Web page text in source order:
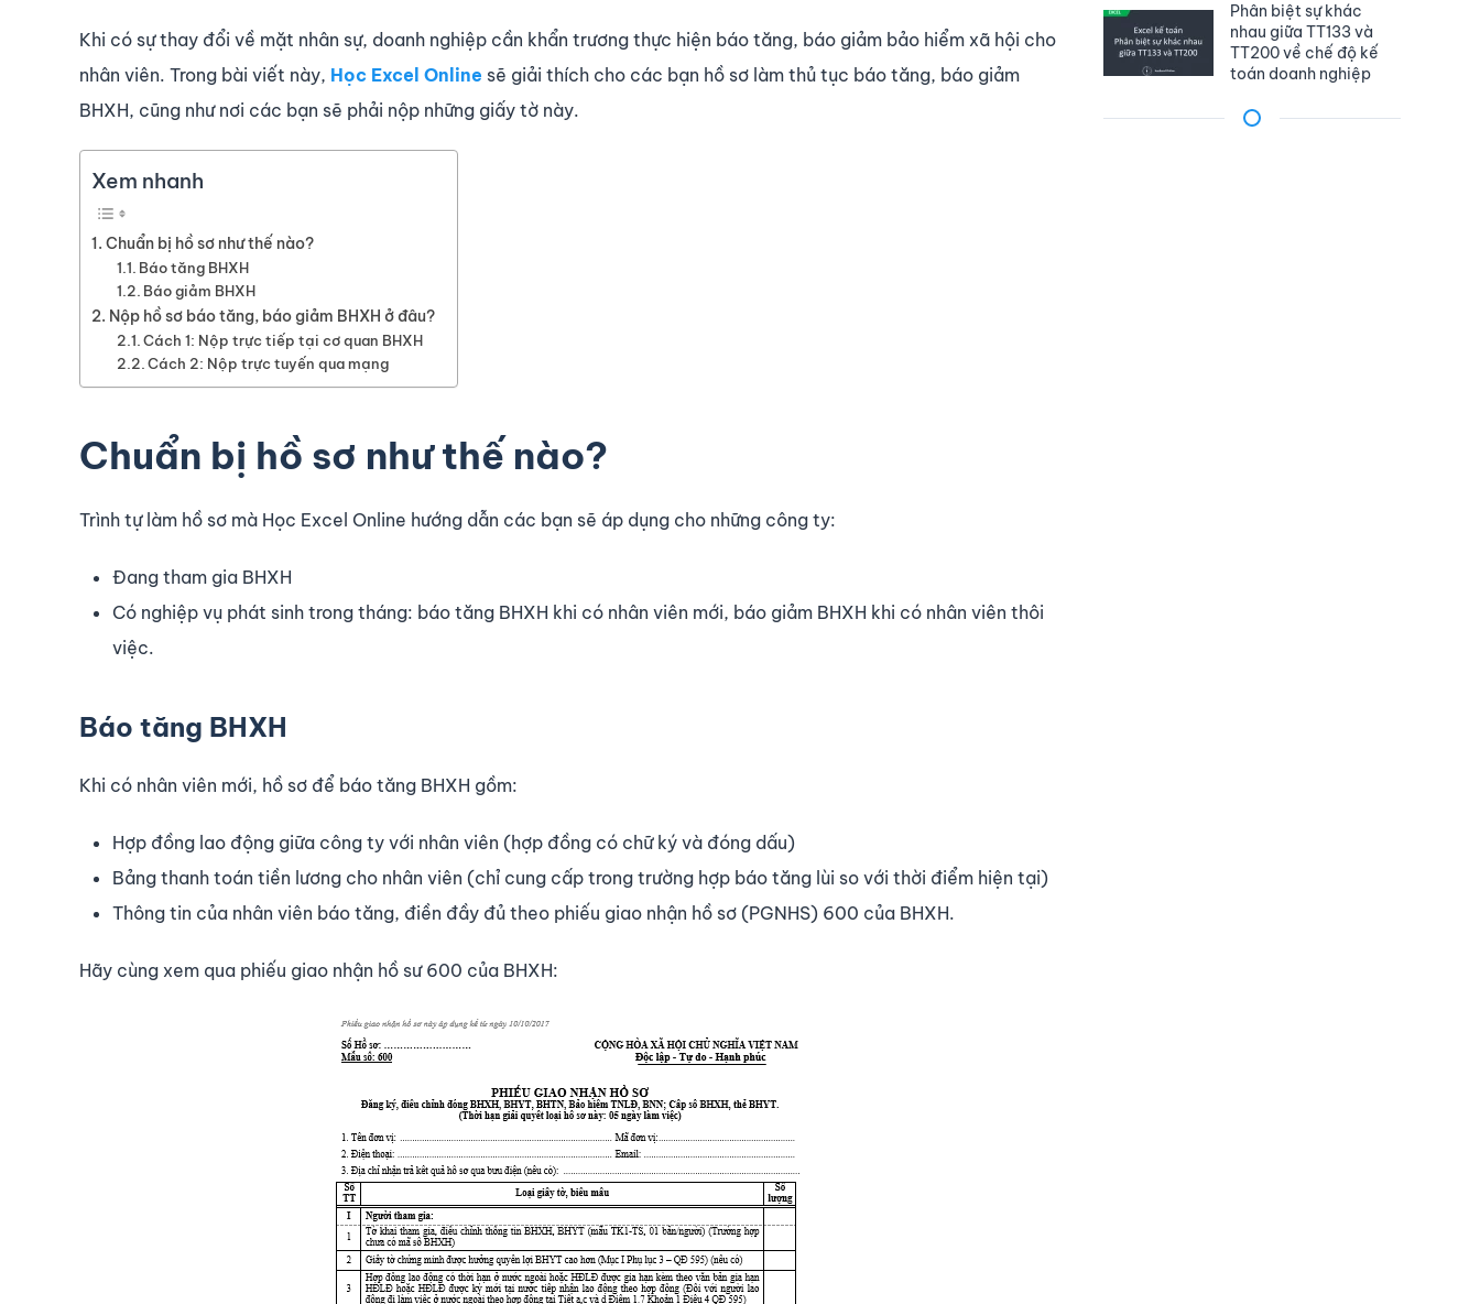
Khi có sự thay đổi về mặt nhân sự, doanh nghiệp cần khẩn trương thực hiện báo tăng, báo giảm bảo hiểm xã hội cho
nhân viên. Trong bài viết này, Học Excel Online sẽ giải thích cho các bạn hồ sơ làm thủ tục báo tăng, báo giảm
BHXH, cũng như nơi các bạn sẽ phải nộp những giấy tờ này.
Xem nhanh
Chuẩn bị hồ sơ như thế nào?
Báo tăng BHXH
Báo giảm BHXH
Nộp hồ sơ báo tăng, báo giảm BHXH ở đâu?
Cách 1: Nộp trực tiếp tại cơ quan BHXH
Cách 2: Nộp trực tuyến qua mạng
Chuẩn bị hồ sơ như thế nào?
Trình tự làm hồ sơ mà Học Excel Online hướng dẫn các bạn sẽ áp dụng cho những công ty:
Đang tham gia BHXH
Có nghiệp vụ phát sinh trong tháng: báo tăng BHXH khi có nhân viên mới, báo giảm BHXH khi có nhân viên thôi
việc.
Báo tăng BHXH
Khi có nhân viên mới, hồ sơ để báo tăng BHXH gồm:
Hợp đồng lao động giữa công ty với nhân viên (hợp đồng có chữ ký và đóng dấu)
Bảng thanh toán tiền lương cho nhân viên (chỉ cung cấp trong trường hợp báo tăng lùi so với thời điểm hiện tại)
Thông tin của nhân viên báo tăng, điền đầy đủ theo phiếu giao nhận hồ sơ (PGNHS) 600 của BHXH.
Hãy cùng xem qua phiếu giao nhận hồ sư 600 của BHXH:
Phân biệt sự khác
nhau giữa TT133 và
TT200 về chế độ kế
toán doanh nghiệp